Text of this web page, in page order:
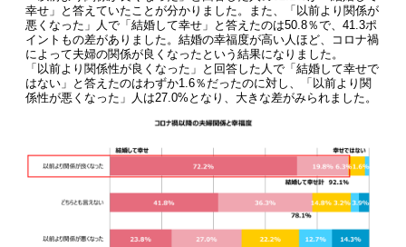
幸せ」と答えていたことが分かりました。また、「以前より関係が
悪くなった」人で「結婚して幸せ」と答えたのは50.8％で、41.3ポ
イントもの差がありました。結婚の幸福度が高い人ほど、コロナ禍
によって夫婦の関係が良くなったという結果になりました。
「以前より関係性が良くなった」と回答した人で「結婚して幸せで
はない」と答えたのはわずか1.6％だったのに対し、「以前より関
係性が悪くなった」人は27.0%となり、大きな差がみられました。